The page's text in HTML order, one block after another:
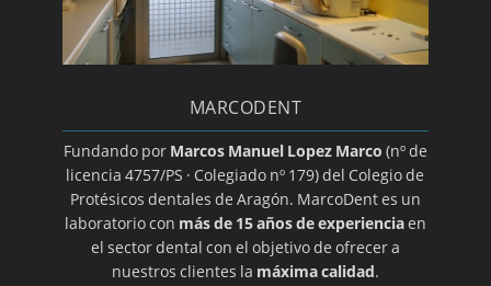
GUÍA BÁSICA SOBRE LA COLOCACIÓN DE UN
IMPLANTE DENTAL
HERPES ORAL
HIGIENE DENTAL
MARCODENT
Fundando por Marcos Manuel Lopez Marco (nº de
licencia 4757/PS · Colegiado nº 179) del Colegio de
Protésicos dentales de Aragón. MarcoDent es un
laboratorio con más de 15 años de experienciaen
el sector dental con el objetivo de ofrecer a
nuestros clientes la máxima calidad.